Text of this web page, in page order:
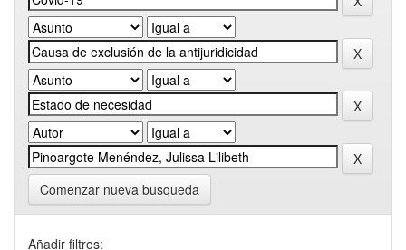
Comenzar nueva busqueda
Añadir filtros: